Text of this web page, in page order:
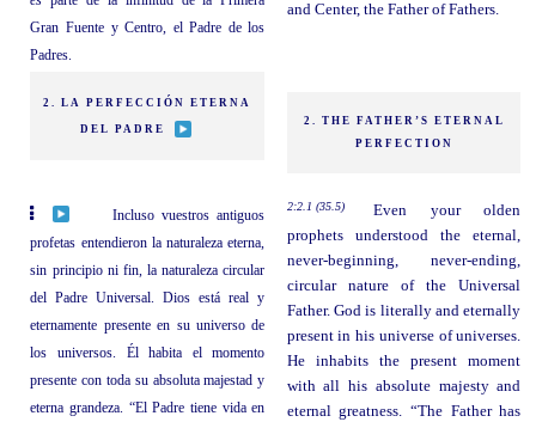
Gran Fuente y Centro, el Padre de los
Padres.
and Center, the Father of Fathers.
2. LA PERFECCIÓN ETERNA
DEL PADRE
2. THE FATHER’S ETERNAL
PERFECTION
Incluso vuestros antiguos
profetas entendieron la naturaleza eterna,
sin principio ni fin, la naturaleza circular
del Padre Universal. Dios está real y
eternamente presente en su universo de
los universos. Él habita el momento
presente con toda su absoluta majestad y
eterna grandeza. “El Padre tiene vida en
2:2.1 (35.5)
Even your olden
prophets understood the eternal,
never-beginning, never-ending,
circular nature of the Universal
Father. God is literally and eternally
present in his universe of universes.
He inhabits the present moment
with all his absolute majesty and
eternal greatness. “The Father has